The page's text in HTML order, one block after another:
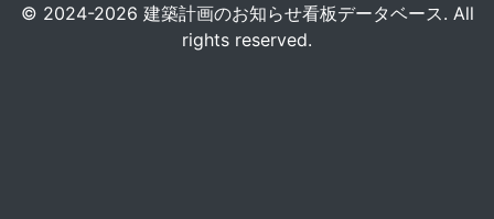
© 2024-2026 建築計画のお知らせ看板データベース. All
rights reserved.